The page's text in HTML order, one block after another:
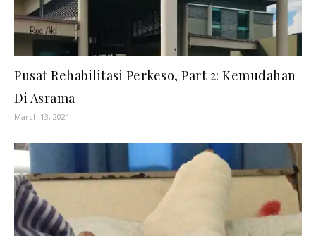
Pusat Rehabilitasi Perkeso, Part 2: Kemudahan
Di Asrama
March 13, 2021